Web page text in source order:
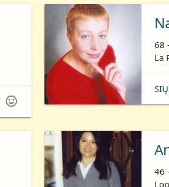

68
La
46